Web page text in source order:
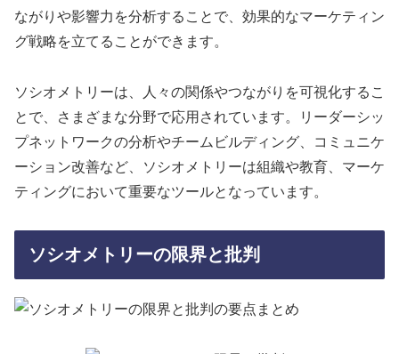
ながりや影響力を分析することで、効果的なマーケティン
グ戦略を立てることができます。
ソシオメトリーは、人々の関係やつながりを可視化するこ
とで、さまざまな分野で応用されています。リーダーシッ
プネットワークの分析やチームビルディング、コミュニケ
ーション改善など、ソシオメトリーは組織や教育、マーケ
ティングにおいて重要なツールとなっています。
ソシオメトリーの限界と批判